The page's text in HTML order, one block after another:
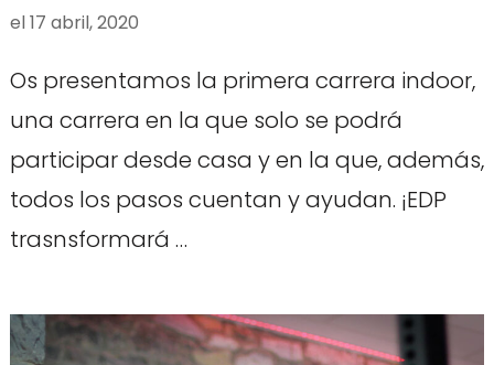
el17 abril, 2020
Os presentamos la primera carrera indoor,
una carrera en la que solo se podrá
participar desde casa y en la que, además,
todos los pasos cuentan y ayudan. ¡EDP
trasnsformará …